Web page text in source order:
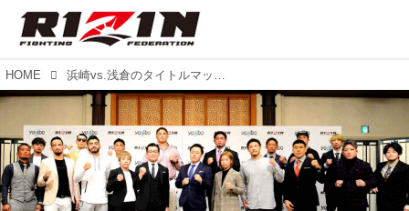
HOME 浜崎vs.浅倉のタイトルマッチ他、10カードを発表！Yogibo presents RIZIN.27 対戦カード発表記者会見